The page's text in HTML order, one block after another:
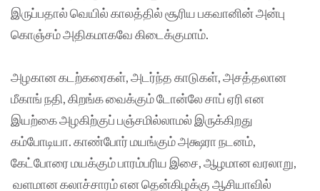
இருப்பதால் வெயில் காலத்தில் சூரிய பகவானின் அன்பு
கொஞ்சம் அதிகமாகவே கிடைக்குமாம்.
அழகான கடற்கரைகள், அடர்ந்த காடுகள், அசத்தலான
மீகாங் நதி, கிறங்க வைக்கும் டோன்லே சாப் ஏரி என
இயற்கை அழகிற்குப் பஞ்சமில்லாமல் இருக்கிறது
கம்போடியா. காண்போர் மயங்கும் அக்ஷரா நடனம்,
கேட்போரை மயக்கும் பாரம்பரிய இசை, ஆழமான வரலாறு,
வளமான கலாச்சாரம் என தென்கிழக்கு ஆசியாவில்